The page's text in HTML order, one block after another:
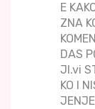
E
ZNA
DAS
JI.vi
KO I